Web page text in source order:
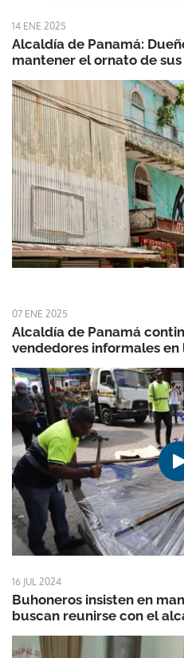
14 ENE 2025
Alcaldía de Panamá:
mantener el ornato de
07 ENE 2025
Alcaldía de Panamá
vendedores informales en
16 JUL 2024
Buhoneros insisten en
buscan reunirse con el